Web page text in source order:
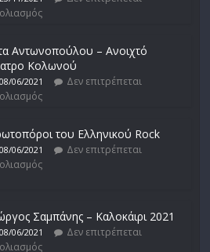
Αντωνοπούλου – Ανοιχτό
Κολωνού
08/06/2021
Δεν επιτρέπεται
του Ελληνικού Rock
08/06/2021
Δεν επιτρέπεται
Σαμπάνης – Καλοκάιρι 2021
08/06/2021
Δεν επιτρέπεται